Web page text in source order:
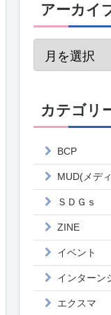
アーカイ
カテゴリ
BCP
MUD(メデ
ＳＤＧｓ
ZINE
イベント
インターン
エクスマ